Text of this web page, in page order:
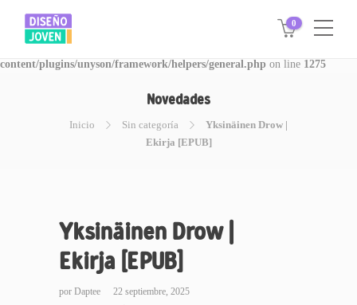
Warning: Invalid argument supplied for foreach() in
/www/disegnojoven.com.ar/htdocs/wp-
content/plugins/unyson/framework/helpers/general.php on line 1275
0
Novedades
Inicio Sin categoría
Yksinäinen Drow |
Ekirja [EPUB]
Yksinäinen Drow |
Ekirja [EPUB]
por Daptee
22 septiembre, 2025